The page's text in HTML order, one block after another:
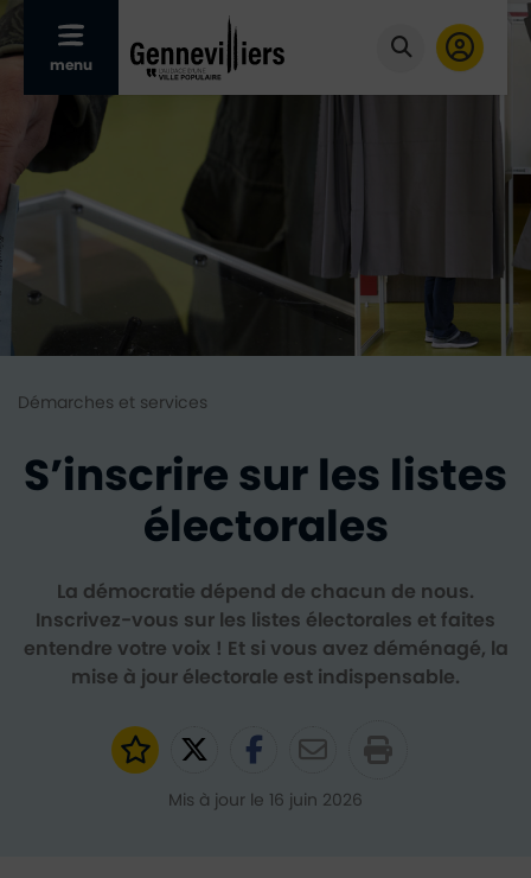
Afficher le menu mobile
menu Cliquer
Démarches et services
S’inscrire sur les listes
électorales
La démocratie dépend de chacun de nous.
Inscrivez-vous sur les listes électorales et faites
entendre votre voix ! Et si vous avez déménagé, la
mise à jour électorale est indispensable.
Ajouter aux favoris
Partager sur Twitter
Partager sur
Partager par
Mis à jour le 16 juin 2026